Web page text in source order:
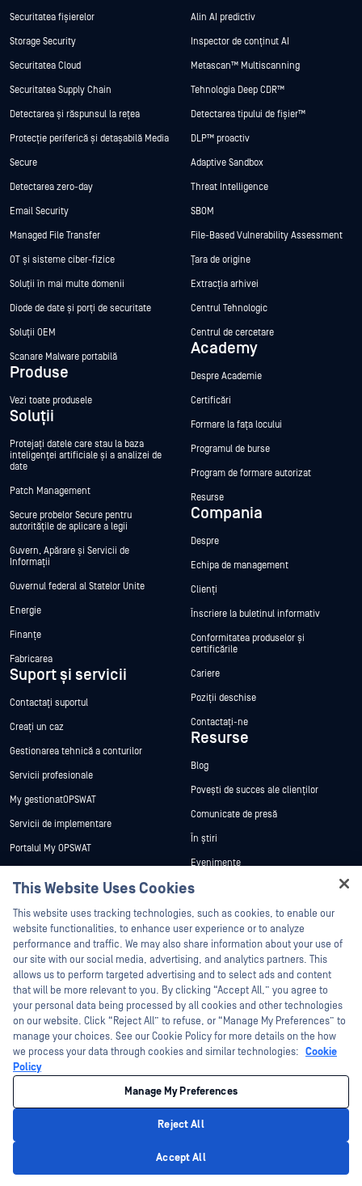
Securitatea fișierelor
Storage Security
Securitatea Cloud
Securitatea Supply Chain
Detectarea și răspunsul la rețea
Protecție periferică și detașabilă Media
Secure
Detectarea zero-day
Email Security
Managed File Transfer
OT și sisteme ciber-fizice
Soluții în mai multe domenii
Diode de date și porți de securitate
Soluții OEM
Scanare Malware portabilă
Produse
Vezi toate produsele
Soluții
Protejați datele care stau la baza
inteligenței artificiale și a analizei de
date
Patch Management
Secure probelor Secure pentru
autoritățile de aplicare a legii
Guvern, Apărare și Servicii de
Informații
Guvernul federal al Statelor Unite
Energie
Finanțe
Fabricarea
Suport și servicii
Contactați suportul
Creați un caz
Gestionarea tehnică a conturilor
Servicii profesionale
My gestionatOPSWAT
Servicii de implementare
Portalul My OPSWAT
Formare
vulnerabilităților
Parteneri
Certificare
Parteneri tehnologici
Program de parteneriat de canal
Alin AI predictiv
Inspector de conținut AI
Metascan™ Multiscanning
Tehnologia Deep CDR™
Detectarea tipului de fișier™
DLP™ proactiv
Adaptive Sandbox
Threat Intelligence
SBOM
File-Based Vulnerability Assessment
Țara de origine
Extracția arhivei
Centrul Tehnologic
Centrul de cercetare
Academy
Despre Academie
Certificări
Formare la fața locului
Programul de burse
Program de formare autorizat
Resurse
Compania
Despre
Echipa de management
Clienți
Înscriere la buletinul informativ
Conformitatea produselor și
certificările
Cariere
Poziții deschise
Contactați-ne
Resurse
Blog
Povești de succes ale clienților
Comunicate de presă
În știri
Evenimente
Webinare
Fișe de date
Cărți albe
Instrumente gratuite
©2026 OPSWAT . Toate drepturile rezervate. OPSWAT, MetaDefender, Metascan,
MetaAccess, OPSWAT , Trust no File. Trust No Device., OPSWAT , Protecting the
World's Critical Infrastructure, Deep CDR™ Technology, InQuest, logo-ul InQuest,
DFI, RetroHunt, Deep File Inspection și Join the Hunt sunt mărci comerciale ale
OPSWAT . Mărcile comerciale ale terților sunt proprietatea deținătorilor respectivi.
Politica de confidențialitate
Opțiunile dvs. de confidențialitate din California
This Website Uses Cookies
This website uses tracking technologies, such as cookies, to enable our
website functionalities, to enhance user experience or to analyze
performance and traffic. We may also share information about your use of
our site with our social media, advertising, and analytics partners. This
allows us to perform targeted advertising and to select ads and content
that will be more relevant to you. By clicking “Accept All,” you agree to
your personal data being processed by all cookies and other technologies
on our website. Click “Reject All” to refuse, or “Manage My Preferences” to
manage your choices. See our Cookie Policy for more details on the how
we process your data through cookies and similar technologies: Cookie
Policy
Manage My Preferences
Reject All
Accept All
Hey there!
I'm Ozzy, your OPSWAT virtual assistant.
How can I help you secure what's critical
today?